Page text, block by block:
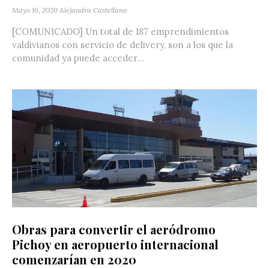
Mayo 16, 2020 Alejandra Castellano
[COMUNICADO] Un total de 187 emprendimientos
valdivianos con servicio de delivery, son a los que la
comunidad ya puede acceder...
Obras para convertir el aeródromo
Pichoy en aeropuerto internacional
comenzarían en 2020